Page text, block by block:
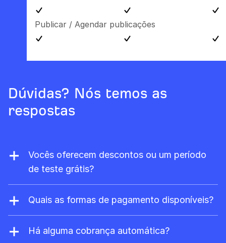
Publicar / Agendar publicações
Dúvidas? Nós temos as
respostas
Vocês oferecem descontos ou um período
de teste grátis?
Nós nunca oferecemos descontos. Mas se
você é proprietário de um site, pode se
limitado gratuito ao Site Explorer e ao Site
Quais as formas de pagamento disponíveis?
Aceitamos Visa, Mastercard, American
Express e UnionPay. Para planos
Há alguma cobrança automática?